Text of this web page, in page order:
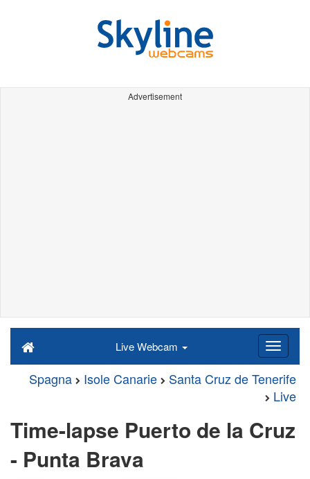
Advertisement
Live Webcam
Spagna Isole Canarie
Santa Cruz de Tenerife
Live
Time-lapse Puerto de la Cruz
- Punta Brava